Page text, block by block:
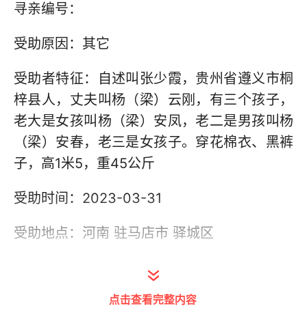
寻亲编号：
受助原因：其它
受助者特征：自述叫张少霞，贵州省遵义市桐
梓县人，丈夫叫杨（梁）云刚，有三个孩子，
老大是女孩叫杨（梁）安凤，老二是男孩叫杨
（梁）安春，老三是女孩子。穿花棉衣、黑裤
子，高1米5，重45公斤
受助时间：2023-03-31
受助地点：河南 驻马店市 驿城区
联系单位：驻马店市救助站
联系电话：03962910112
点击查看完整内容